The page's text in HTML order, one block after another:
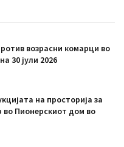
возрасни комарци во
30 јули 2026
на просторија за
во Пионерскиот дом во